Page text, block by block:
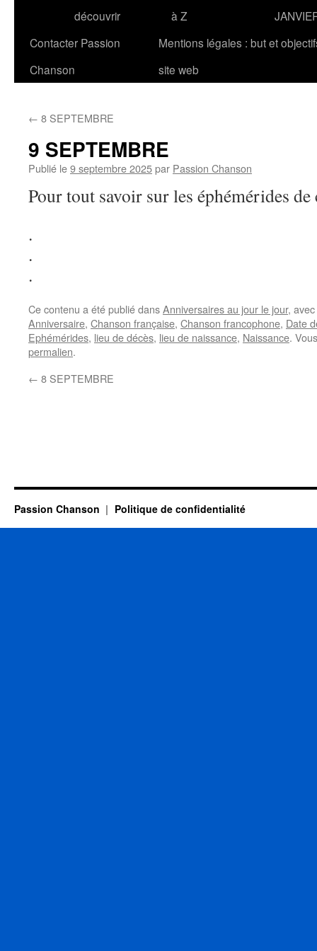
découvrir
à Z
Contacter Passion
Chanson
Mentions légales : but et
site web
← 8 SEPTEMBRE
9 SEPTEMBRE
Publié le9 septembre 2025par Passion Chanson
Pour tout savoir sur les éphémérides
.
.
.
Ce contenu a été publié dansAnniversaires au jour le jour,
Anniversaire, Chanson française, Chanson francophone, Date
Ephémérides, lieu de décès, lieu de naissance, Naissance.
permalien.
← 8 SEPTEMBRE
Passion Chanson Politique de confidentialité